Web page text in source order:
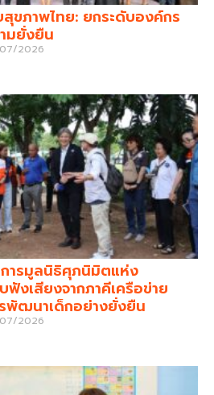
ขภาพไทย: ยกระดับองค์กร
มยั่งยืน
2026
ารมูลนิธิศุภนิมิตแห่ง
งเสียงจากภาคีเครือข่าย
พัฒนาเด็กอย่างยั่งยืน
2026